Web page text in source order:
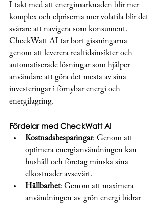
I takt med att energimarknaden blir mer
komplex och elpriserna mer volatila blir det
svårare att navigera som konsument.
CheckWatt AI tar bort gissningarna
genom att leverera realtidsinsikter och
automatiserade lösningar som hjälper
användare att göra det mesta av sina
investeringar i förnybar energi och
energilagring.
Fördelar med CheckWatt AI
Kostnadsbesparingar: Genom att
optimera energianvändningen kan
hushåll och företag minska sina
elkostnader avsevärt.
Hållbarhet: Genom att maximera
användningen av grön energi bidrar